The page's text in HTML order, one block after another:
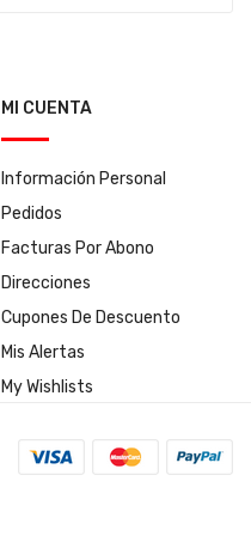
MI CUENTA
Información Personal
Pedidos
Facturas Por Abono
Direcciones
Cupones De Descuento
Mis Alertas
My Wishlists